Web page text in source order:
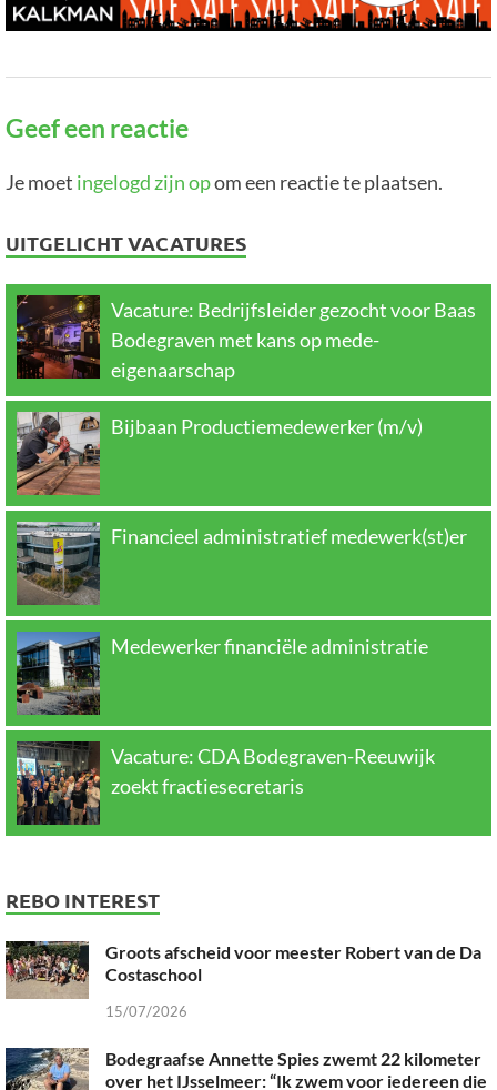
Geef een reactie
Je moet ingelogd zijn opom een reactie te plaatsen.
UITGELICHT VACATURES
Vacature: Bedrijfsleider gezocht voor Baas
Bodegraven met kans op mede-
eigenaarschap
Bijbaan Productiemedewerker (m/v)
Financieel administratief medewerk(st)er
Medewerker financiële administratie
Vacature: CDA Bodegraven-Reeuwijk
zoekt fractiesecretaris
REBO INTEREST
Groots afscheid voor meester Robert van de Da
Costaschool
15/07/2026
Bodegraafse Annette Spies zwemt 22 kilometer
over het IJsselmeer: “Ik zwem voor iedereen die